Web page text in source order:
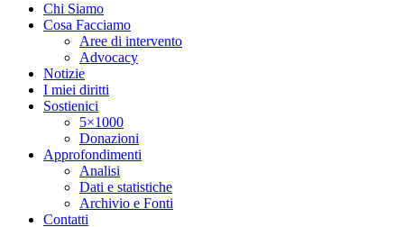
Chi Siamo
Cosa Facciamo
Aree di intervento
Advocacy
Notizie
I miei diritti
Sostienici
5×1000
Donazioni
Approfondimenti
Analisi
Dati e statistiche
Archivio e Fonti
Contatti